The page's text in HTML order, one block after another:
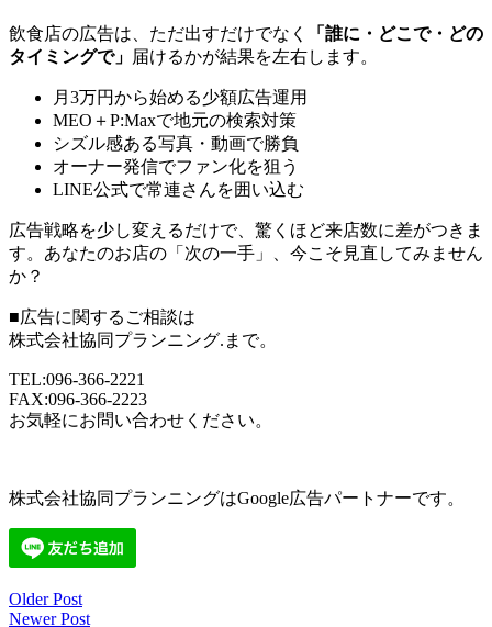
飲食店の広告は、ただ出すだけでなく
「誰に・どこで・どの
タイミングで」 届けるかが結果を左右します。
月3万円から始める少額広告運用
MEO＋P:Maxで地元の検索対策
シズル感ある写真・動画で勝負
オーナー発信でファン化を狙う
LINE公式で常連さんを囲い込む
広告戦略を少し変えるだけで、驚くほど来店数に差がつきま
す。あなたのお店の「次の一手」、今こそ見直してみません
か？
■広告に関するご相談は
株式会社協同プランニング.まで。
TEL:096-366-2221
FAX:096-366-2223
お気軽にお問い合わせください。
株式会社協同プランニングはGoogle広告パートナーです。
投
Older Post
Newer Post